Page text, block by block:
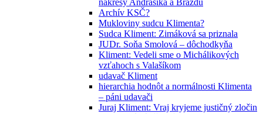
Archív KSČ?
Mukloviny sudcu Klimenta?
Sudca Kliment: Zimáková sa priznala
JUDr. Soňa Smolová – dôchodkyňa
Kliment: Vedeli sme o Michálikových
vzťahoch s Valašíkom
udavač Kliment
hierarchia hodnôt a normálnosti Klimenta
– páni udavači
Juraj Kliment: Vraj kryjeme justičný zločin